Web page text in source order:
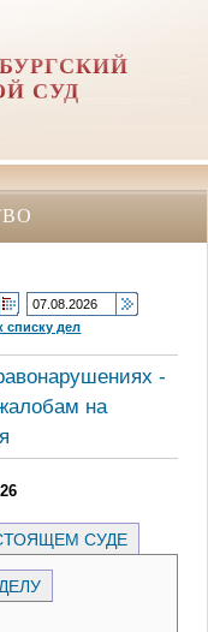
СУД
списку дел
-
на
СУДЕ